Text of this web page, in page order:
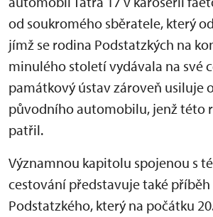
od soukromého sběratele, který
jímž se rodina Podstatzkých na
minulého století vydávala na své
památkový ústav zároveň usiluje
původního automobilu, jenž této
patřil.
Významnou kapitolu spojenou s
cestování představuje také příběh
Podstatzkého, který na počátku